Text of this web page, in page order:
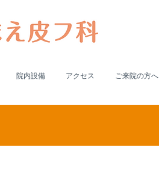
院内設備 アクセス ご来院の方へ